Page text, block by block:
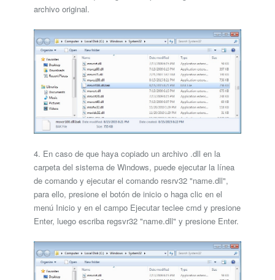
archivo original.
4. En caso de que haya copiado un archivo .dll en la
carpeta del sistema de Windows, puede ejecutar la línea
de comando y ejecutar el comando resrv32 "name.dll",
para ello, presione el botón de inicio o haga clic en el
menú Inicio y en el campo Ejecutar teclee cmd y presione
Enter, luego escriba regsvr32 "name.dll" y presione Enter.